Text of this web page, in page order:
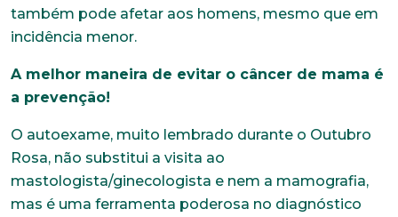
também pode afetar aos homens, mesmo que em
incidência menor.
A melhor maneira de evitar o câncer de mama é
a prevenção!
O autoexame, muito lembrado durante o Outubro
Rosa, não substitui a visita ao
mastologista/ginecologista e nem a mamografia,
mas é uma ferramenta poderosa no diagnóstico